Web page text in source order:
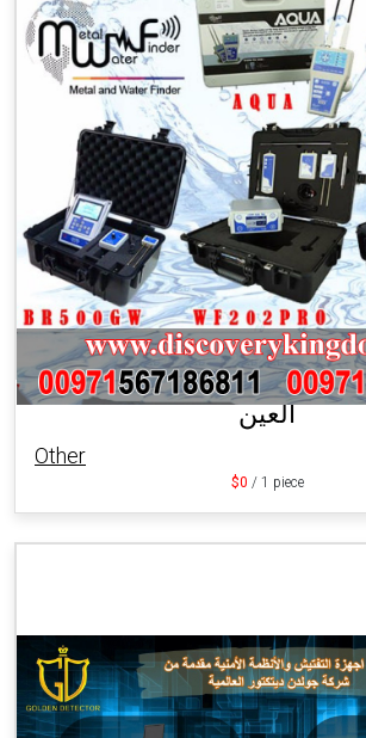
العين
Other
$0 / 1 piece